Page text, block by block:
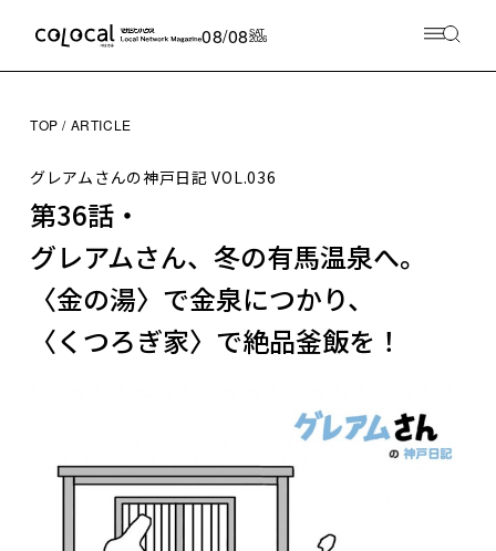
08/08SAT
2026
TOP ARTICLE
グレアムさんの神戸日記VOL.036
第36話・
グレアムさん、冬の有馬温泉へ。
〈金の湯〉で金泉につかり、
〈くつろぎ家〉で絶品釜飯を！